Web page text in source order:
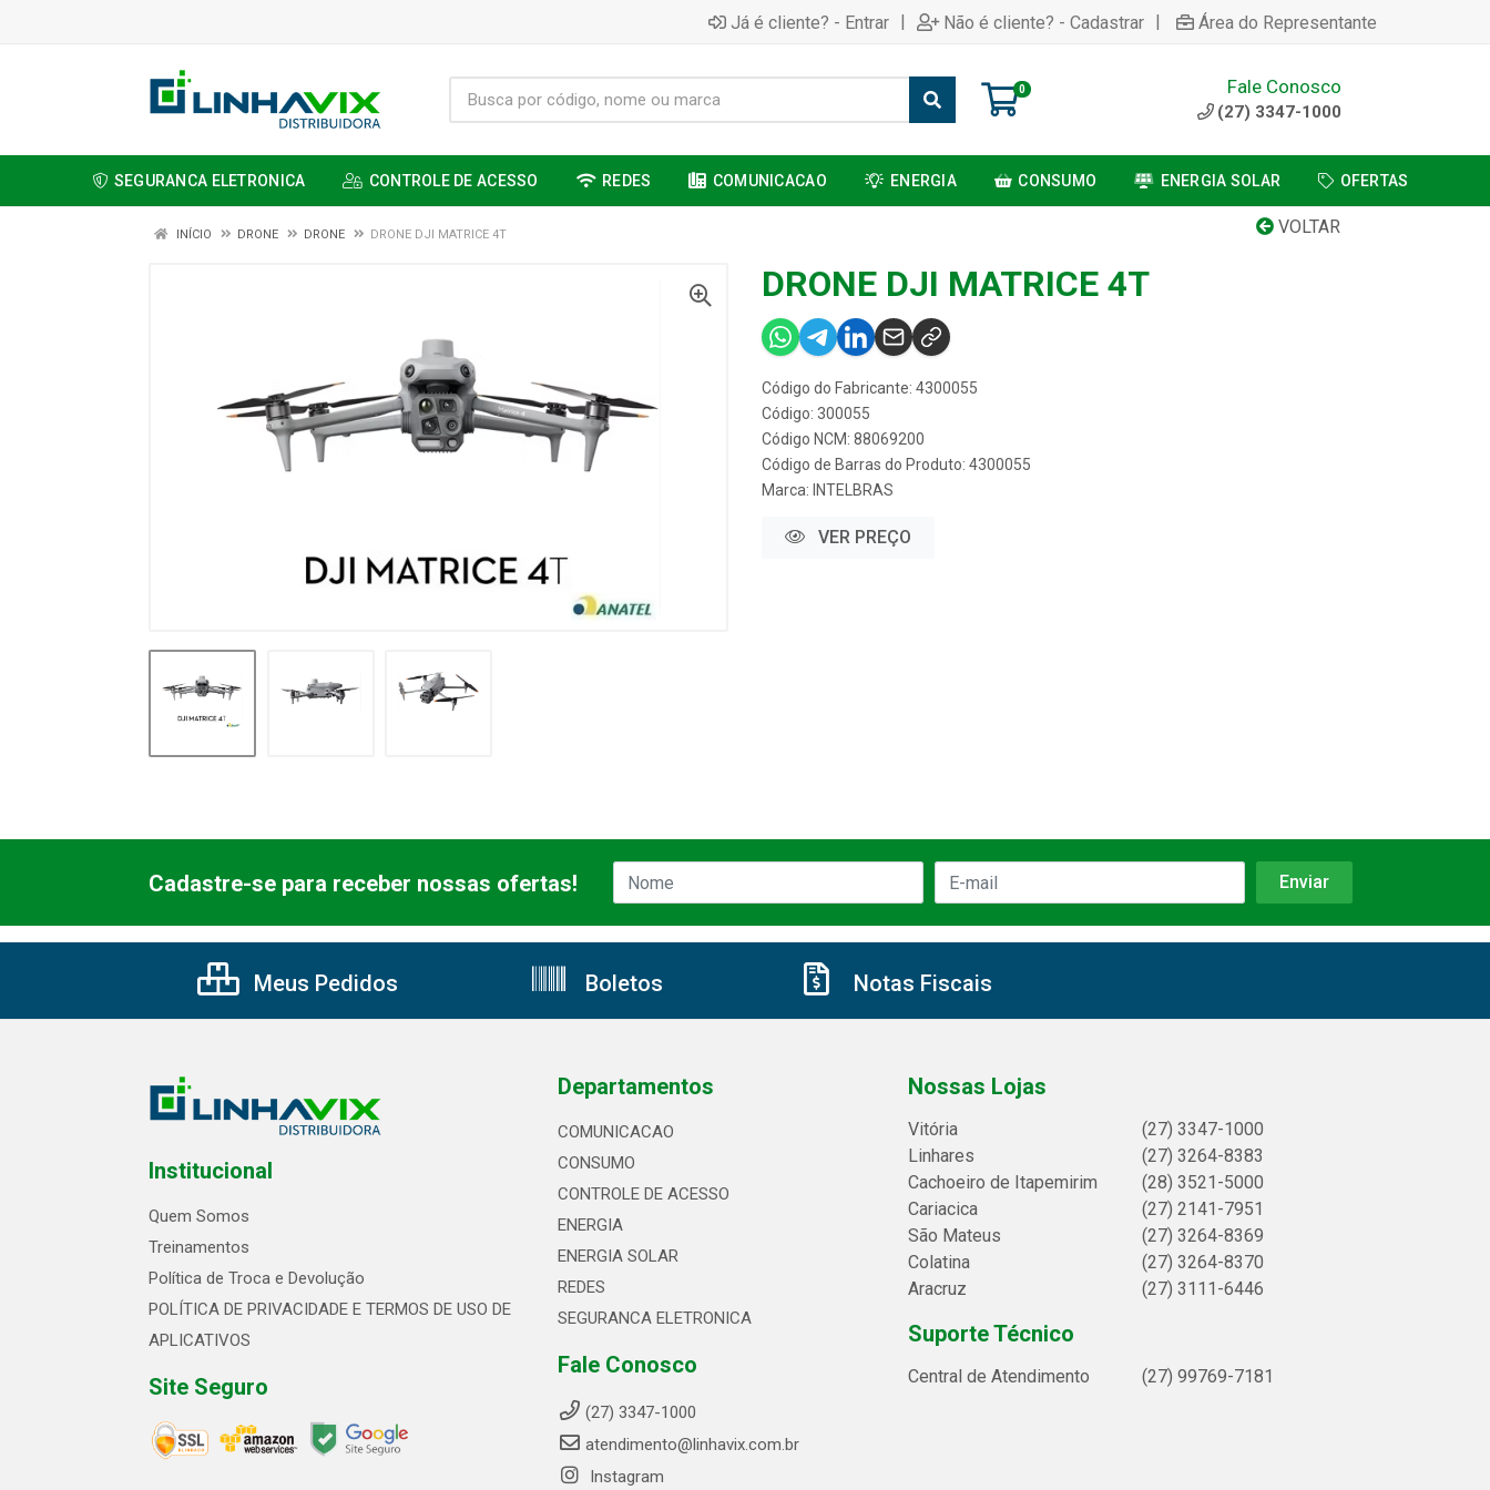
Já é cliente? - Entrar | Não é cliente? - Cadastrar | Área do Representante
0 Fale Conosco
(27) 3347-1000
SEGURANCA ELETRONICA CONTROLE DE ACESSO REDES COMUNICACAO ENERGIA CONSUMO ENERGIA SOLAR OFERTAS
VOLTAR
INÍCIO DRONE DRONE DRONE DJI MATRICE 4T
DRONE DJI MATRICE 4T
Código do Fabricante: 4300055
Código: 300055
Código NCM: 88069200
Código de Barras do Produto: 4300055
Marca: INTELBRAS
VER PREÇO
Cadastre-se para receber nossas ofertas!
Meus Pedidos Boletos Notas Fiscais
Institucional
Quem Somos
Treinamentos
Política de Troca e Devolução
POLÍTICA DE PRIVACIDADE E TERMOS DE USO DE
APLICATIVOS
Site Seguro
Departamentos
COMUNICACAO
CONSUMO
CONTROLE DE ACESSO
ENERGIA
ENERGIA SOLAR
REDES
SEGURANCA ELETRONICA
Fale Conosco
(27) 3347-1000
atendimento@linhavix.com.br
Instagram
Nossas Lojas
Vitória
(27) 3347-1000
Linhares
(27) 3264-8383
Cachoeiro de Itapemirim
(28) 3521-5000
Cariacica
(27) 2141-7951
São Mateus
(27) 3264-8369
Colatina
(27) 3264-8370
Aracruz
(27) 3111-6446
Suporte Técnico
Central de Atendimento (27) 99769-7181